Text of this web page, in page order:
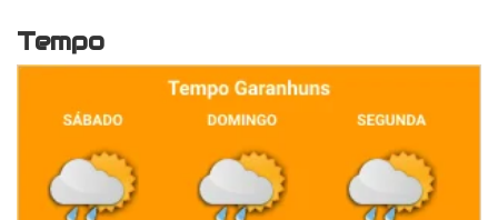
Tempo